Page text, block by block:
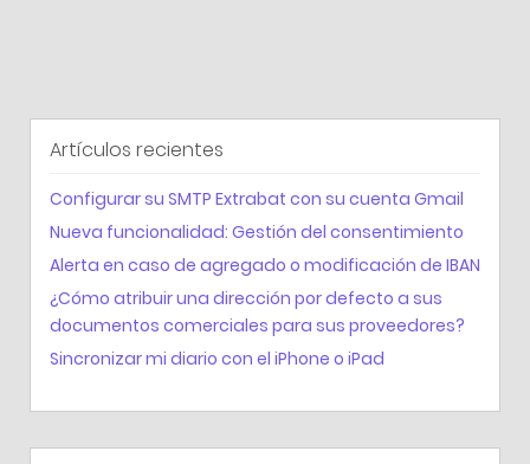
Artículos recientes
Configurar su SMTP Extrabat con su cuenta Gmail
Nueva funcionalidad: Gestión del consentimiento
Alerta en caso de agregado o modificación de IBAN
¿Cómo atribuir una dirección por defecto a sus
documentos comerciales para sus proveedores?
Sincronizar mi diario con el iPhone o iPad